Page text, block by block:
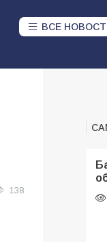
ВСЕ
138